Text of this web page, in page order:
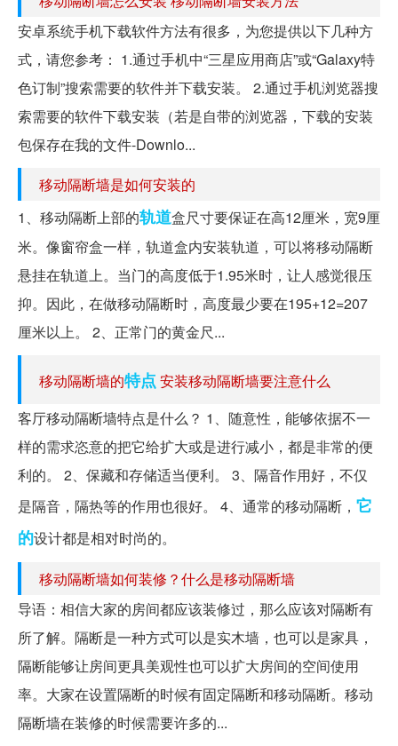
安卓系统手机下载软件方法有很多，为您提供以下几种方
式，请您参考： 1.通过手机中“三星应用商店”或“Galaxy特
色订制”搜索需要的软件并下载安装。 2.通过手机浏览器搜
索需要的软件下载安装（若是自带的浏览器，下载的安装
包保存在我的文件-Downlo...
移动隔断墙是如何安装的
1、移动隔断上部的轨道盒尺寸要保证在高12厘米，宽9厘
米。像窗帘盒一样，轨道盒内安装轨道，可以将移动隔断
悬挂在轨道上。当门的高度低于1.95米时，让人感觉很压
抑。因此，在做移动隔断时，高度最少要在195+12=207
厘米以上。 2、正常门的黄金尺...
移动隔断墙的特点 安装移动隔断墙要注意什么
客厅移动隔断墙特点是什么？ 1、随意性，能够依据不一
样的需求恣意的把它给扩大或是进行减小，都是非常的便
利的。 2、保藏和存储适当便利。 3、隔音作用好，不仅
是隔音，隔热等的作用也很好。 4、通常的移动隔断， 它
的设计都是相对时尚的。
移动隔断墙如何装修？什么是移动隔断墙
导语：相信大家的房间都应该装修过，那么应该对隔断有
所了解。隔断是一种方式可以是实木墙，也可以是家具，
隔断能够让房间更具美观性也可以扩大房间的空间使用
率。大家在设置隔断的时候有固定隔断和移动隔断。移动
隔断墙在装修的时候需要许多的...